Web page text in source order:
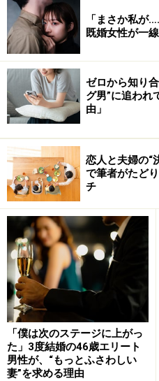
取り分けは大得意
⇒取り分けや後片付けなど
あとは任せた！
⇒すべて人任せ、自分は食
※記事内容は執筆時点のもので
い。
「まさか私が
既婚女性が一
ゼロから知り
グ男”に追われ
由」
恋人と夫婦の“
で筆者がたど
チ
「僕は次のステージに上がっ
た」3度結婚の46歳エリート
男性が、“もっとふさわしい
妻”を求める理由